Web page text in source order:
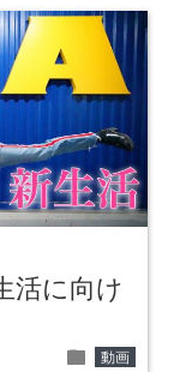
活に向け
folder 動画